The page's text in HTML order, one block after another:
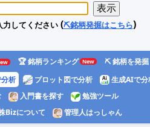
してください(⛏️銘柄発掘はこちら)
🏆 銘柄ランキング
⛏️ 銘柄を発掘
析 プロット図で分析
生成AIで分
入門書を探す
勉強ツール
Bizについて 管理人はっしゃん